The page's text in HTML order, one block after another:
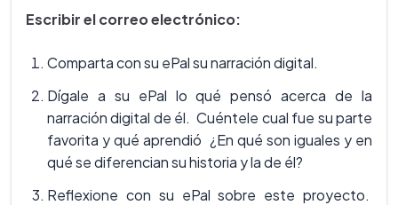
Escribir el correo electrónico:
Comparta con su ePal su narración digital.
Dígale a su ePal lo qué pensó acerca de la
narración digital de él. Cuéntele cual fue su parte
favorita y qué aprendió ¿En qué son iguales y en
qué se diferencian su historia y la de él?
Reflexione con su ePal sobre este proyecto.